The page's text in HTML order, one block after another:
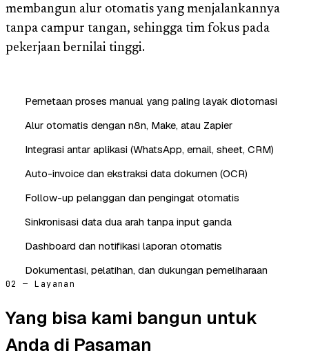
membangun alur otomatis yang menjalankannya
tanpa campur tangan, sehingga tim fokus pada
pekerjaan bernilai tinggi.
Pemetaan proses manual yang paling layak diotomasi
Alur otomatis dengan n8n, Make, atau Zapier
Integrasi antar aplikasi (WhatsApp, email, sheet, CRM)
Auto-invoice dan ekstraksi data dokumen (OCR)
Follow-up pelanggan dan pengingat otomatis
Sinkronisasi data dua arah tanpa input ganda
Dashboard dan notifikasi laporan otomatis
Dokumentasi, pelatihan, dan dukungan pemeliharaan
02 — Layanan
Yang bisa kami bangun untuk
Anda di Pasaman